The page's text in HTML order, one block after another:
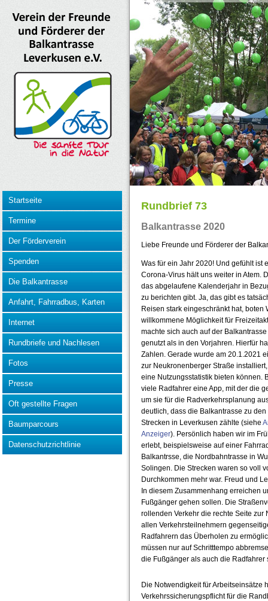
Startseite
Termine
Der Förderverein
Spenden
Die Balkantrasse
Anfahrt, Fahrradbus, Karten
Internet
Rundbriefe und Nachlesen
Fotos
Presse
Oft gestellte Fragen
Baumparcours
Datenschutzrichtlinie
Rundbrief 73
Balkantrasse 2020
Liebe Freunde und Förderer der
Was für ein Jahr 2020! Und gefühlt ist
Corona-Virus hält uns weiter in Atem.
das abgelaufene Kalenderjahr in
zu berichten gibt. Ja, das gibt es
Reisen stark eingeschränkt hat,
willkommene Möglichkeit für
machte sich auch auf der
genutzt als in den Vorjahren. Hierfür
Zahlen. Gerade wurde am 20.1.2021
zur Neukronenberger Straße
eine Nutzungsstatistik bieten können.
viele Radfahrer eine App, mit der die
um sie für die Radverkehrsplanung
deutlich, dass die Balkantrasse zu
Strecken in Leverkusen zählte (siehe
Anzeiger). Persönlich haben wir im
erlebt, beispielsweise auf einer
Balkantrsse, die Nordbahntrasse in
Solingen. Die Strecken waren so voll
Durchkommen mehr war. Freud und
In diesem Zusammenhang erreichen
Fußgänger gehen sollen. Die
rollenden Verkehr die rechte Seite zur
allen Verkehrsteilnehmern
Radfahrern das Überholen zu
müssen nur auf Schritttempo
die Fußgänger als auch die Radfahrer
Die Notwendigkeit für Arbeitseinsätze
Verkehrssicherungspflicht für die